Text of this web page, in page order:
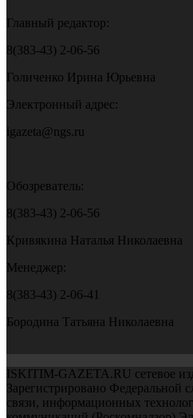
Главный редактор:
8(383-43) 2-06-56
Голиченко Ирина Юрьевна
Электронный адрес:
igazeta@ngs.ru
Обозреватель:
8(383-43) 2-06-56
Кривякина Наталья Николаевна
Менеджер:
8(383-43) 2-06-41
Бородина Татьяна Николаевна
ISKITIM-GAZETA.RU сетевое
Зарегистрировано Федеральной
связи, информационных